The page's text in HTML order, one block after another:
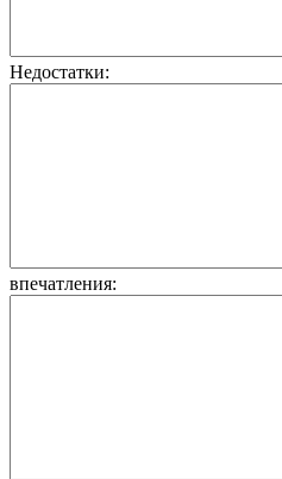
Недостатки:
впечатления: